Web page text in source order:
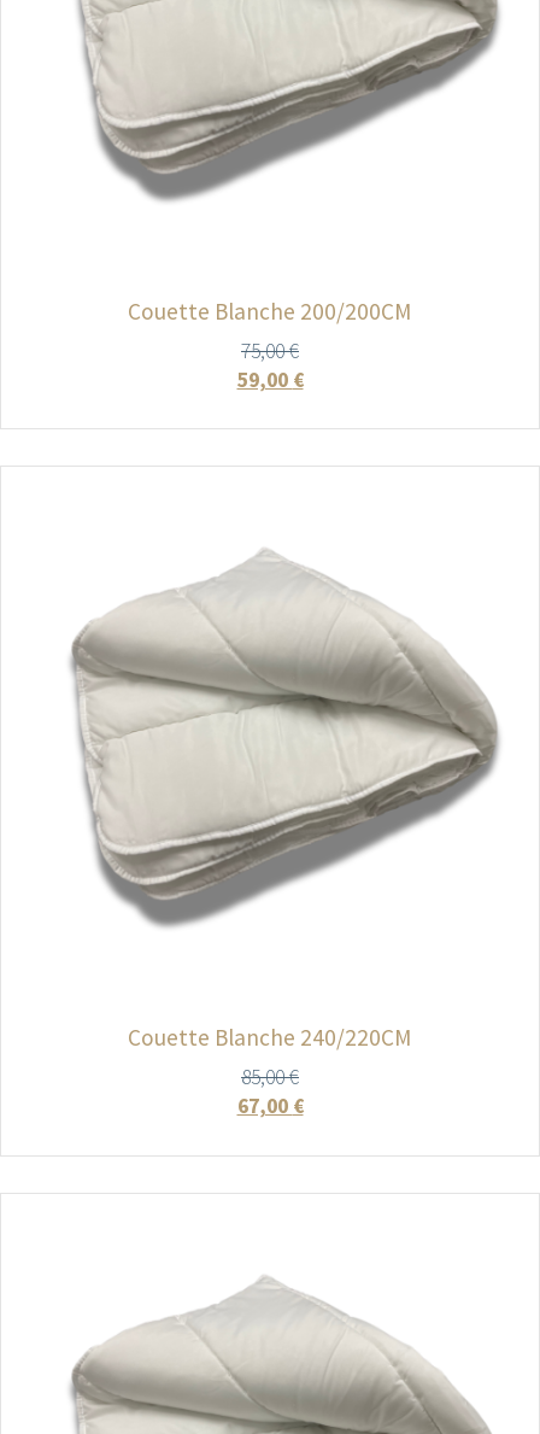
Couette Blanche 200/200CM
75,00€
59,00 €
Couette Blanche 240/220CM
85,00€
67,00 €